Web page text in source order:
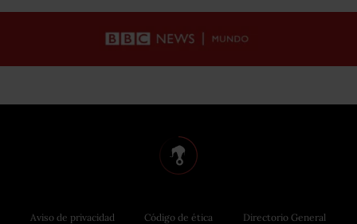
Aviso de privacidad Código de ética Directorio General